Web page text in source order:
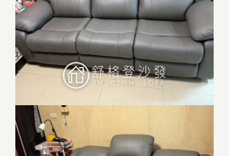
訂購說明
口碑與評測
門市據點